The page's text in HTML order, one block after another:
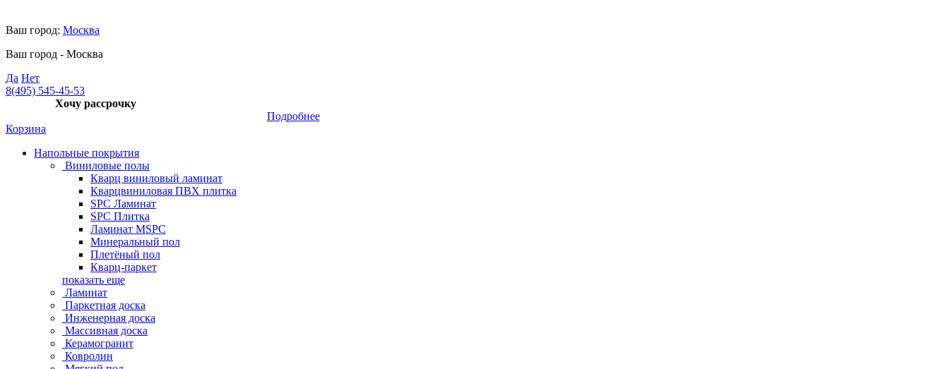
Ваш город: Москва
Ваш город - Москва
Да Нет
8(495) 545-45-53
Хочу рассрочку
Подробнее
Корзина
Напольные покрытия
Виниловые полы
Кварц виниловый ламинат
Кварцвиниловая ПВХ плитка
SPC Ламинат
SPC Плитка
Ламинат MSPC
Минеральный пол
Плетёный пол
Кварц-паркет
показать еще
Ламинат
Паркетная доска
Инженерная доска
Массивная доска
Керамогранит
Ковролин